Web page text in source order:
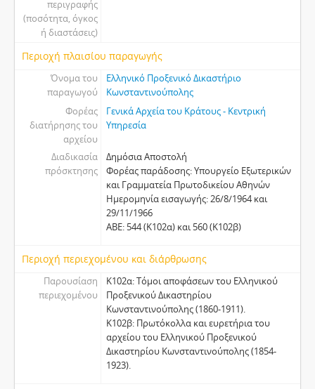
περιγραφής
(ποσότητα, όγκος
ή διαστάσεις)
Περιοχή πλαισίου παραγωγής
Όνομα του
παραγωγού
Ελληνικό Προξενικό Δικαστήριο
Κωνσταντινούπολης
Φορέας
διατήρησης του
αρχείου
Γενικά Αρχεία του Κράτους - Κεντρική
Υπηρεσία
Διαδικασία
πρόσκτησης
Δημόσια Αποστολή
Φορέας παράδοσης: Υπουργείο Εξωτερικών
και Γραμματεία Πρωτοδικείου Αθηνών
Ημερομηνία εισαγωγής: 26/8/1964 και
29/11/1966
ΑΒΕ: 544 (Κ102α) και 560 (Κ102β)
Περιοχή περιεχομένου και διάρθρωσης
Παρουσίαση
περιεχομένου
Κ102α: Τόμοι αποφάσεων του Ελληνικού
Προξενικού Δικαστηρίου
Κωνσταντινούπολης (1860-1911).
Κ102β: Πρωτόκολλα και ευρετήρια του
αρχείου του Ελληνικού Προξενικού
Δικαστηρίου Κωνσταντινούπολης (1854-
1923).